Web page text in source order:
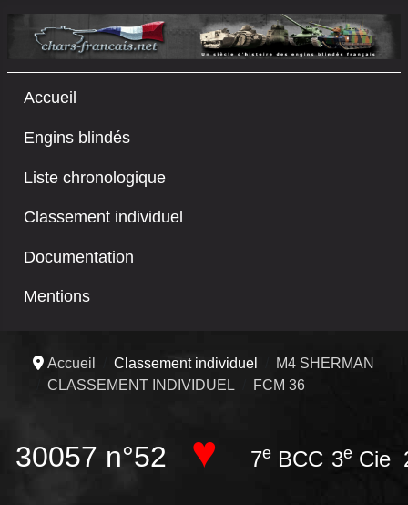
Accueil
Engins blindés
Liste chronologique
Classement individuel
Documentation
Mentions
Accueil Classement individuel
M4 SHERMAN
CLASSEMENT INDIVIDUEL
FCM 36
30057 n°52 ♥ 7e BCC 3e Cie